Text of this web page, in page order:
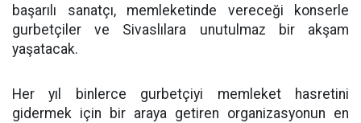
başarılı sanatçı, memleketinde vereceği konserle
gurbetçiler ve Sivaslılara unutulmaz bir akşam
yaşatacak.
Her yıl binlerce gurbetçiyi memleket hasretini
gidermek için bir araya getiren organizasyonun en